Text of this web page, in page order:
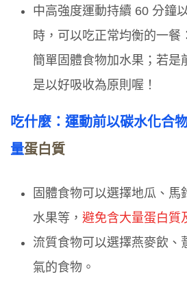
中高強度運動持續 60 分鐘
時，可以吃正常均衡的一餐
簡單固體食物加水果；若是
是以好吸收為原則喔！
吃什麼：運動前以碳水化合
量蛋白質
固體食物可以選擇地瓜、馬
水果等，避免含大量蛋白質
流質食物可以選擇燕麥飲、
氣的食物。